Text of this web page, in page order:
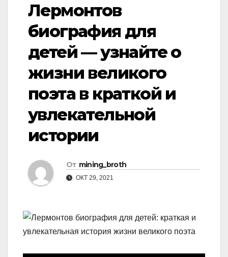
Лермонтов
биография для
детей — узнайте о
жизни великого
поэта в краткой и
увлекательной
истории
От mining_broth
ОКТ 29, 2021